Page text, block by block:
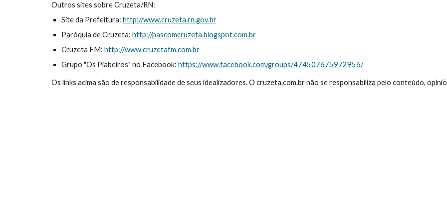
Outros sites sobre Cruzeta/RN:
Site da Prefeitura: http://www.cruzeta.rn.gov.br
Paróquia de Cruzeta: http://pascomcruzeta.blogspot.com.br
Cruzeta FM: http://www.cruzetafm.com.br
Grupo "Os Piabeiros" no Facebook: https://www.facebook.com/groups/474507675972956/
Os links acima são de responsabilidade de seus idealizadores. O cruzeta.com.br não se responsabiliza pelo conteúdo,